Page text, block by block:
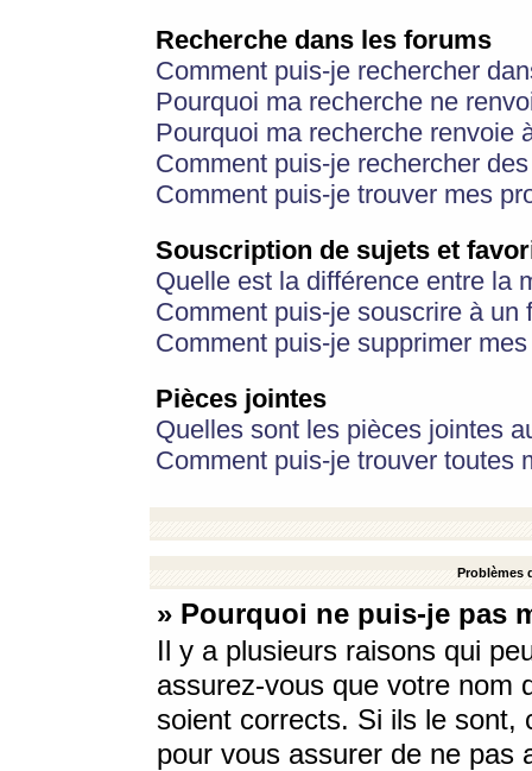
Recherche dans les forums
Comment puis-je rechercher
Pourquoi ma recherche ne
Pourquoi ma recherche renvoie
Comment puis-je rechercher
Comment puis-je trouver mes
Souscription de sujets et
Quelle est la différence entre la
Comment puis-je souscrire à
Comment puis-je supprimer
Pièces jointes
Quelles sont les pièces jointes
Comment puis-je trouver toutes
Problèmes
» Pourquoi ne puis-je pas
Il y a plusieurs raisons qui
assurez-vous que votre nom
soient corrects. Si ils le sont,
pour vous assurer de ne pas